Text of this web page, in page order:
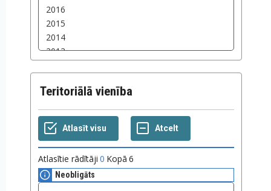
Teritoriālā vienība
Atlasītie rādītāji 0 Kopā 6
Neobligāts